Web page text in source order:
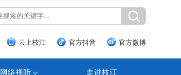
云上枝江 官方抖音 官方微博
网络视听 走进枝江